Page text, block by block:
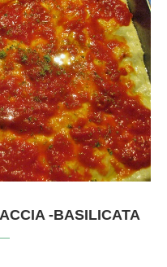
-BASILICATA